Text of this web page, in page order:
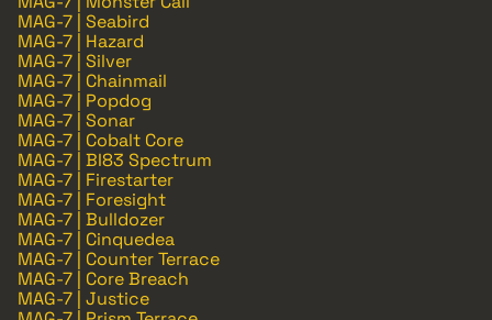
MAG-7 | Seabird
MAG-7 | Hazard
MAG-7 | Silver
MAG-7 | Chainmail
MAG-7 | Popdog
MAG-7 | Sonar
MAG-7 | Cobalt Core
MAG-7 | BI83 Spectrum
MAG-7 | Firestarter
MAG-7 | Foresight
MAG-7 | Bulldozer
MAG-7 | Cinquedea
MAG-7 | Counter Terrace
MAG-7 | Core Breach
MAG-7 | Justice